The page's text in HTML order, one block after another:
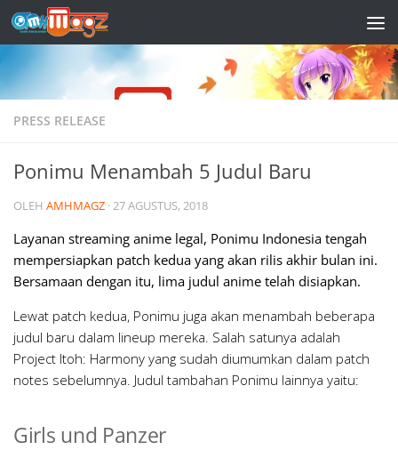
Skip to content
PRESS RELEASE
Ponimu Menambah 5 Judul Baru
OLEH AMHMAGZ ·27 AGUSTUS, 2018
Layanan streaming anime legal, Ponimu Indonesia tengah
mempersiapkan patch kedua yang akan rilis akhir bulan ini.
Bersamaan dengan itu, lima judul anime telah disiapkan.
Lewat patch kedua, Ponimu juga akan menambah beberapa
judul baru dalam lineup mereka. Salah satunya adalah
Project Itoh: Harmony yang sudah diumumkan dalam patch
notes sebelumnya. Judul tambahan Ponimu lainnya yaitu:
Girls und Panzer